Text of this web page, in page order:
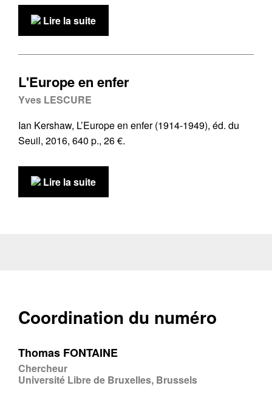
Lire la suite
L'Europe en enfer
Yves LESCURE
Ian Kershaw, L’Europe en enfer (1914-1949), éd. du
Seuil, 2016, 640 p., 26 €.
Lire la suite
Coordination du numéro
Thomas FONTAINE
Chercheur
Université Libre de Bruxelles, Brussels